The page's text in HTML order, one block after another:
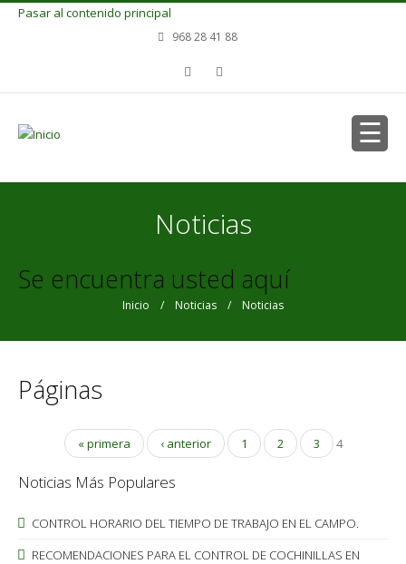
Pasar al contenido principal
968 28 41 88
Noticias
Se encuentra usted aquí
Inicio / Noticias / Noticias
Páginas
« primera ‹ anterior 1 2 3 4
Noticias Más Populares
CONTROL HORARIO DEL TIEMPO DE TRABAJO EN EL CAMPO.
RECOMENDACIONES PARA EL CONTROL DE COCHINILLAS EN